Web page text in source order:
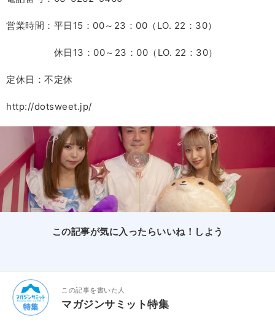
営業時間：平日15：00～23：00（LO. 22：30）
休日13：00～23：00（LO. 22：30）
定休日：不定休
http://dotsweet.jp/
この記事が気に入ったらいいね！しよう
この記事を書いた人
マガジンサミット特集